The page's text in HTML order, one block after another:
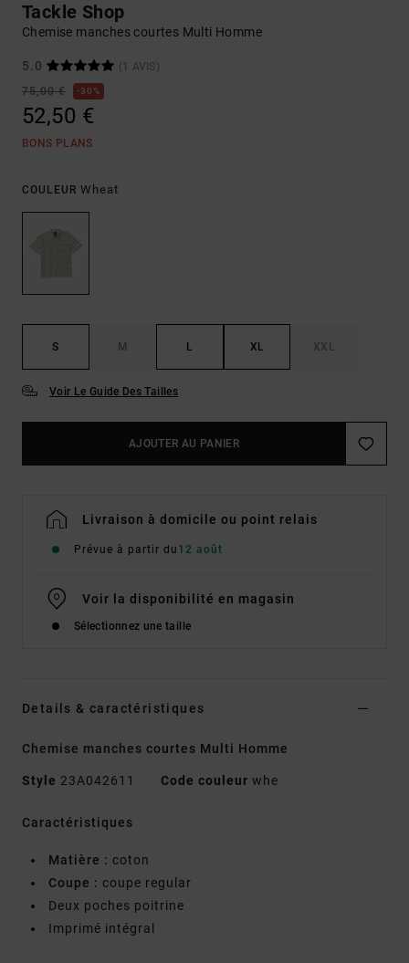
Tackle Shop
Chemise manches courtes Multi Homme
5.0
(1 AVIS)
75,00 €
30%
52,50 €
BONS PLANS
COULEUR Wheat
S M L XL XXL
Voir Le Guide Des Tailles
AJOUTER AU PANIER
Livraison à domicile ou point relais
Prévue à partir du 12 août
Voir la disponibilité en magasin
Sélectionnez une taille
Details & caractéristiques
Chemise manches courtes Multi Homme
Style 23A042611 Code couleur whe
Caractéristiques
Matière : coton
Coupe : coupe regular
Deux poches poitrine
Imprimé intégral